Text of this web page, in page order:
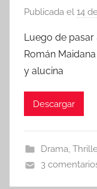
Publicada el 14
Luego de pasar
Román
y alucina
Descargar
Drama,
3